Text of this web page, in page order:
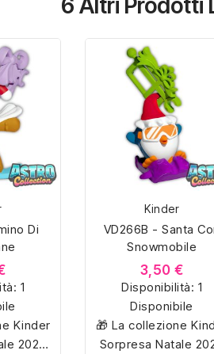
Di
1
Kinder
2025
Kinder
VD266B - Santa
Snowmobile
3,50 €
Disponibilità: 1
Disponibile
🎁 La collezione
Sorpresa Natale